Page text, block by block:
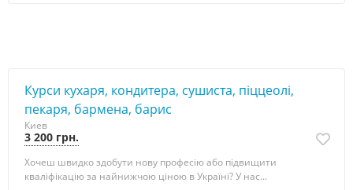
Курси кухаря, кондитера, сушиста, піццеолі,
пекаря, бармена, барис
Киев
3 200 грн.
Хочеш швидко здобути нову професію або підвищити
кваліфікацію за найнижчою ціною в Україні? У нас...